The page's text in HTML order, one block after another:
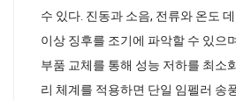
수 있다. 진동과 소음, 전류와 온도
이상 징후를 조기에 파악할 수 있으
부품 교체를 통해 성능 저하를 최소
리 체계를 적용하면 단일 임펠러 송